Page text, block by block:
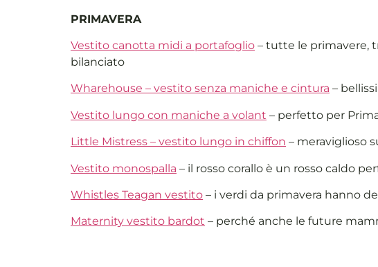
PRIMAVERA
Vestito canotta midi a portafoglio – tutte le primavere,
bilanciato
Wharehouse – vestito senza maniche e cintura –
Vestito lungo con maniche a volant – perfetto per
Little Mistress – vestito lungo in chiffon – meraviglioso
Vestito monospalla – il rosso corallo è un rosso caldo
Whistles Teagan vestito – i verdi da primavera hanno
Maternity vestito bardot – perché anche le future